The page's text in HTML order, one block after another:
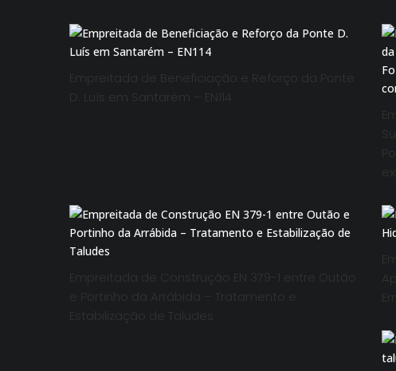
Empreitada de Beneficiação e Reforço da Ponte
D. Luís em Santarém – EN114
Empreitada de Construção EN 379-1 entre Outão
e Portinho da Arrábida – Tratamento e
Estabilização de Taludes